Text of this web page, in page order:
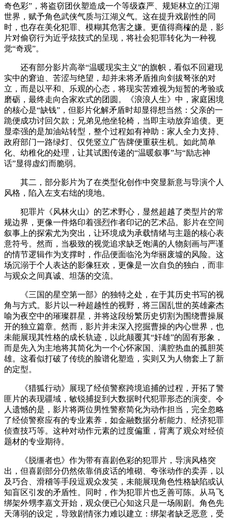
奇色彩”，将盗窃团伙塑造成一个等级森严、规矩林立的江湖
世界，赋予角色武侠气质与江湖义气。这在提升戏剧性的同
时，也存在美化犯罪、模糊其危害之嫌。更值得商榷的是，影
片对偷窃行为近乎炫技式的呈现，将社会犯罪转化为一种视
觉“奇观”。
还有部分影片高举“温暖现实主义”的旗帜，看似不回避现
实中的窘迫、苦涩与绝望，却并未将矛盾推向剑拔弩张的对
立，而是以平和、乐观的心态，将现实苦难视为短暂的考验或
磨砺，最终走向合家欢式的团圆。《浪浪人生》中，家庭困境
的核心是“缺钱”，但影片化解矛盾时却显得想当然：父亲的一
跪便成功讨回欠款；兄弟见他坐轮椅，当即主动放弃追债。更
显牵强的是加油站转型，整个过程如有神助：家人全力支持、
政府部门一路绿灯、仅凭竖立广告牌便重获生机。如此简单
化、幼稚化的处理，让其试图传递的“温暖叙事”与“励志神
话”显得虚幻而脆弱。
其二，部分影片为了在类型化创作中突显新意与导演个人
风格，陷入左支右绌的境地。
犯罪片《风林火山》的艺术野心，显然超越了类型片的常
规边界，更像一件烙印着强烈作者印记的艺术品。影片在空间
叙事上的探索尤为突出，让环境成为承载情绪与主题的核心表
意符号。然而，当极致的视觉追求缺乏饱满的人物刻画与严谨
的情节逻辑作为支撑时，作品便面临沦为华丽废墟的风险。这
场沉溺于个人表达的影像狂欢，更像是一次自负的独白，而非
与观众之间真诚、坦荡的交流。
《三国的星空第一部》的独特之处，在于其历史书写的视
角与方式。影片以一种超越性的视野，将三国乱世的英雄豪杰
喻为夜空中的璀璨群星，并将这段纷繁历史切割为围绕曹操展
开的独立篇章。然而，影片并未深入挖掘曹操的内心世界，也
未能展现其性格的成长轨迹，以此颠覆其“奸雄”的固有形象，
而是先入为主地将其简化为一个心怀家国、满腔热血的孤胆英
雄。这看似打破了传统的脸谱化塑造，实则又为人物套上了新
的定型。
《猎狐行动》展现了经侦警察跨境追捕的过程，开拓了警
匪片的表现疆域，敏锐捕捉到大数据时代犯罪形态的演变。令
人遗憾的是，影片将两位男性警察简化为动作担当，完全忽略
了经侦警察应有的专业素养，如金融数据分析能力、经济犯罪
侦查技巧等。这种对动作元素的过度偏重，背离了观众对经侦
题材的专业期待。
《脱缰者也》作为带有喜剧色彩的犯罪片，导演风格突
出，但喜剧部分仍然依靠俏皮话的堆砌、夸张动作的卖弄，以
及巧合、滑稽等手段逗观众发笑，未能展现角色性格缺陷或认
知盲区引发的矛盾性。同时，作为犯罪片也乏善可陈。从马飞
绑架外甥李嘉文开始，观众便已心知这只是一场闹剧。角色先
天薄弱的设定，导致剧情张力难以建立：绑架者缺乏恶意，受